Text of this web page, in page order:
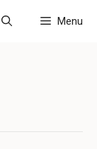
Menu